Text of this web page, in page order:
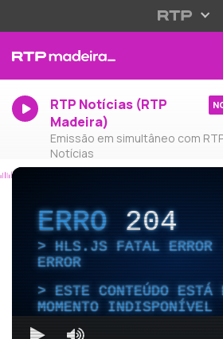
RTP Notícias (RTP
Madeira)
Emissão em simultâneo com
Notícias
ERRO204
HLS.JS FATAL ERROR
ERROR
ESTE CONTEÚDO ESTÁ
MOMENTO INDISPONÍVEL